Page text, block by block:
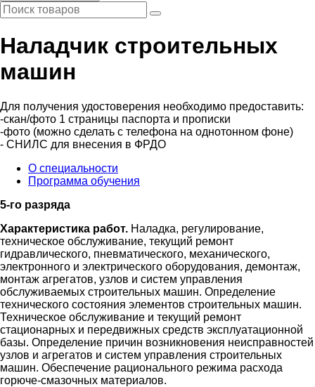
Наладчик строительных
машин
Для получения удостоверения необходимо предоставить:
-скан/фото 1 страницы паспорта и прописки
-фото (можно сделать с телефона на однотонном фоне)
- СНИЛС для внесения в ФРДО
О специальности
Программа обучения
5-го разряда
Характеристика работ. Наладка, регулирование,
техническое обслуживание, текущий ремонт
гидравлического, пневматического, механического,
электронного и электрического оборудования, демонтаж,
монтаж агрегатов, узлов и систем управления
обслуживаемых строительных машин. Определение
технического состояния элементов строительных машин.
Техническое обслуживание и текущий ремонт
стационарных и передвижных средств эксплуатационной
базы. Определение причин возникновения неисправностей
узлов и агрегатов и систем управления строительных
машин. Обеспечение рационального режима расхода
горюче-смазочных материалов.